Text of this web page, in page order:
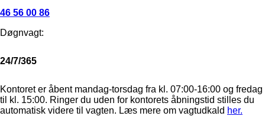
46 56 00 86
Døgnvagt:
24/7/365
Kontoret er åbent mandag-torsdag fra kl. 07:00-16:00 og fredag
til kl. 15:00. Ringer du uden for kontorets åbningstid stilles du
automatisk videre til vagten. Læs mere om vagtudkald her.